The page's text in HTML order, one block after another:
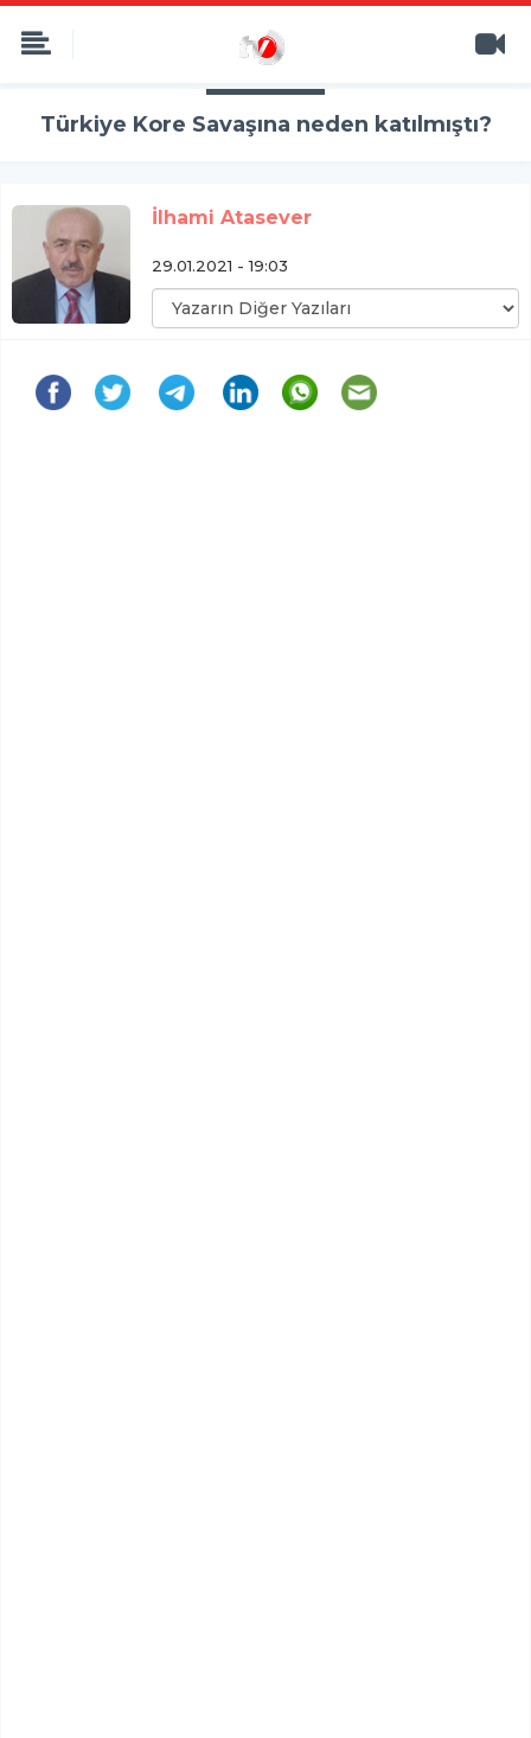
Türkiye Kore Savaşına neden katılmıştı?
İlhami Atasever
29.01.2021 - 19:03